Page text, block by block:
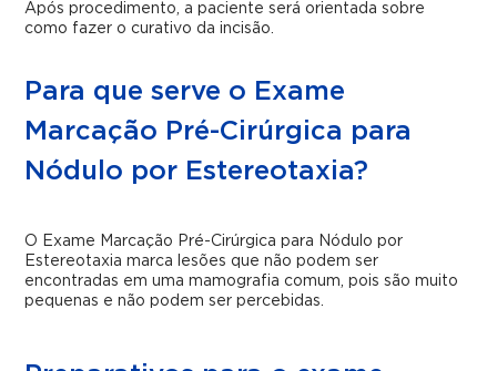
Após procedimento, a paciente será orientada sobre
como fazer o curativo da incisão.
Para que serve o Exame
Marcação Pré-Cirúrgica para
Nódulo por Estereotaxia?
O Exame Marcação Pré-Cirúrgica para Nódulo por
Estereotaxia marca lesões que não podem ser
encontradas em uma mamografia comum, pois são muito
pequenas e não podem ser percebidas.